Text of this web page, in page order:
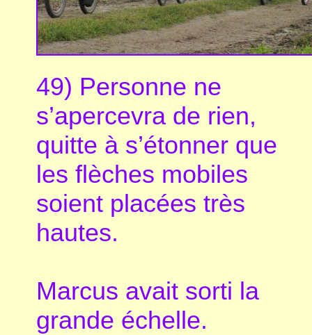
49) Personne ne
s’apercevra de rien,
quitte à s’étonner que
les flèches mobiles
soient placées très
hautes.
Marcus avait sorti la
grande échelle.